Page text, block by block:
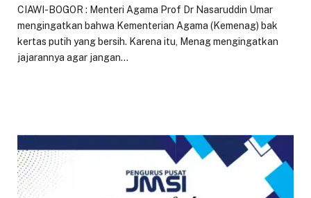
CIAWI-BOGOR : Menteri Agama Prof Dr Nasaruddin Umar
mengingatkan bahwa Kementerian Agama (Kemenag) bak
kertas putih yang bersih. Karena itu, Menag mengingatkan
jajarannya agar jangan…